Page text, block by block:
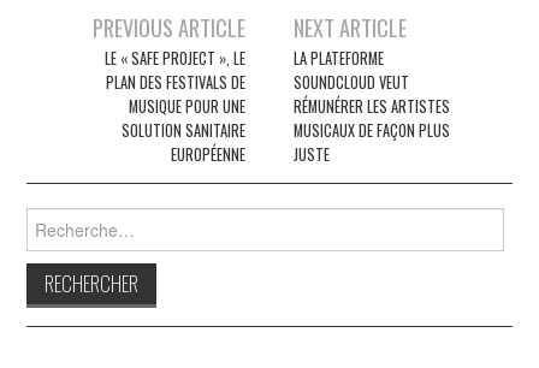
NavigationPREVIOUS ARTICLE
LE « SAFE PROJECT », LE
PLAN DES FESTIVALS DE
MUSIQUE POUR UNE
SOLUTION SANITAIRE
EUROPÉENNE
NEXT ARTICLE
LA PLATEFORME
SOUNDCLOUD VEUT
RÉMUNÉRER LES ARTISTES
MUSICAUX DE FAÇON PLUS
JUSTE